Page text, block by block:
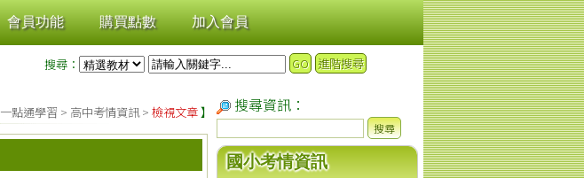
會員功能 購買點數 加入會員
搜尋： GO 進階搜尋
一點通學習 > 高中考情資訊> 檢視文章】 搜尋資訊：
搜尋
國小考情資訊